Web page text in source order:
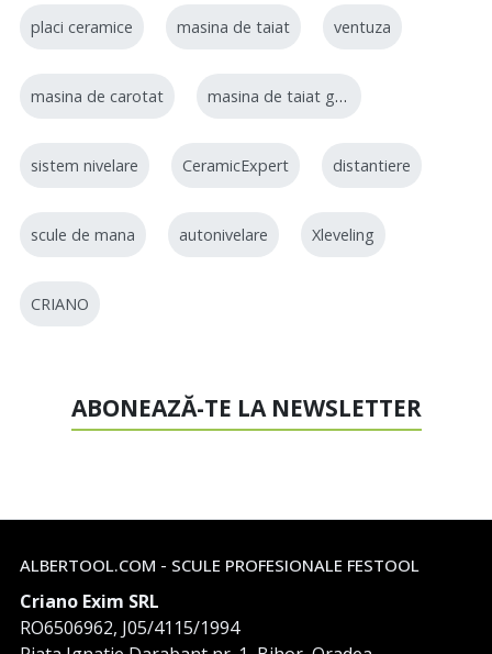
placi ceramice masina de taiat ventuza
masina de carotat masina de taiat gresie
sistem nivelare CeramicExpert distantiere
scule de mana autonivelare Xleveling
CRIANO
ABONEAZĂ-TE LA NEWSLETTER
ALBERTOOL.COM - SCULE PROFESIONALE FESTOOL
Criano Exim SRL
RO6506962, J05/4115/1994